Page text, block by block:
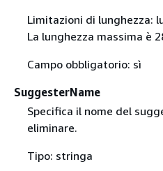
Limitazioni di lunghezza:
La lunghezza massima è
Campo obbligatorio: sì
SuggesterName
Specifica il nome del
eliminare.
Tipo: stringa